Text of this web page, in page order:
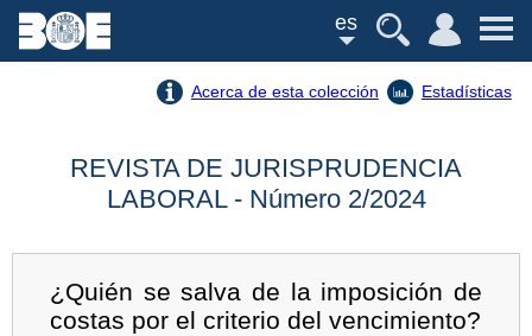
es
Acerca de esta colección Estadísticas
REVISTA DE JURISPRUDENCIA
LABORAL - Número 2/2024
¿Quién se salva de la imposición de
costas por el criterio del vencimiento?